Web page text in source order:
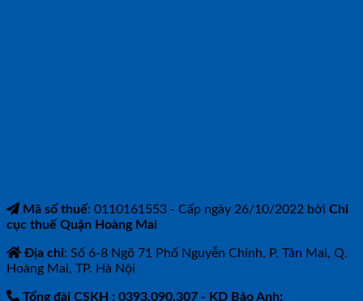
Mã số thuế: 0110161553 - Cấp ngày 26/10/2022 bởi Chi
cục thuế Quận Hoàng Mai
Địa chỉ: Số 6-8 Ngõ 71 Phố Nguyễn Chính, P. Tân Mai, Q.
Hoàng Mai, TP. Hà Nội
Tổng đài CSKH : 0393.090.307 - KD Bảo Anh: